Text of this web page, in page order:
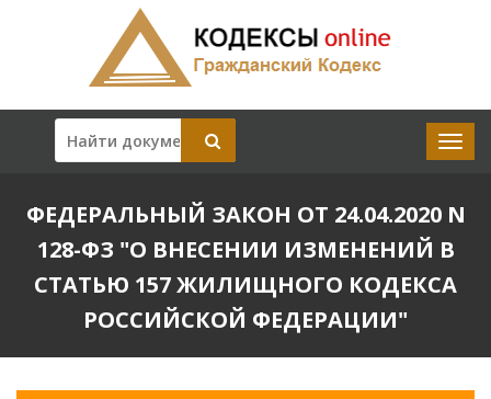
ФЕДЕРАЛЬНЫЙ ЗАКОН ОТ 24.04.2020 N
128-ФЗ "О ВНЕСЕНИИ ИЗМЕНЕНИЙ В
СТАТЬЮ 157 ЖИЛИЩНОГО КОДЕКСА
РОССИЙСКОЙ ФЕДЕРАЦИИ"